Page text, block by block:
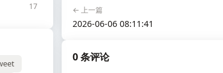
17 ← 上一篇
2026-06-06 08:11:41
0 条评论